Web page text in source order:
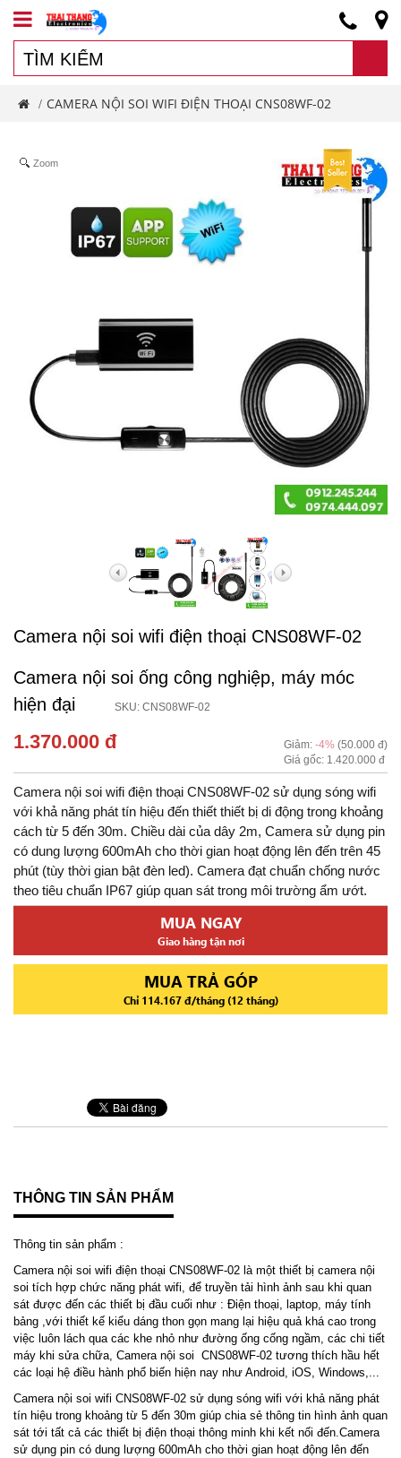
/ CAMERA NỘI SOI WIFI ĐIỆN THOẠI CNS08WF-02
Zoom
Camera nội soi wifi điện thoại CNS08WF-02
Camera nội soi ống công nghiệp, máy móc
hiện đại
SKU: CNS08WF-02
1.370.000 đ Giảm: -4% (50.000 đ)
Giá gốc: 1.420.000 đ
Camera nội soi wifi điện thoại CNS08WF-02 sử dụng sóng wifi
với khả năng phát tín hiệu đến thiết thiết bị di động trong khoảng
cách từ 5 đến 30m. Chiều dài của dây 2m, Camera sử dụng pin
có dung lượng 600mAh cho thời gian hoạt động lên đến trên 45
phút (tùy thời gian bật đèn led). Camera đạt chuẩn chống nước
theo tiêu chuẩn IP67 giúp quan sát trong môi trường ẩm ướt.
MUA NGAY
Giao hàng tận nơi
MUA TRẢ GÓP
Chỉ 114.167 đ/tháng (12 tháng)
THÔNG TIN SẢN PHẨM
Thông tin sản phẩm :
Camera nội soi wifi điện thoại CNS08WF-02 là một thiết bị camera nội
soi tích hợp chức năng phát wifi, để truyền tải hình ảnh sau khi quan
sát được đến các thiết bị đầu cuối như : Điện thoại, laptop, máy tính
bảng ,với thiết kế kiểu dáng thon gọn mang lại hiệu quả khá cao trong
việc luôn lách qua các khe nhỏ như đường ống cống ngầm, các chi tiết
máy khi sửa chữa, Camera nội soi CNS08WF-02 tương thích hầu hết
các loại hệ điều hành phổ biến hiện nay như Android, iOS, Windows,...
Camera nội soi wifi CNS08WF-02 sử dụng sóng wifi với khả năng phát
tín hiệu trong khoảng từ 5 đến 30m giúp chia sẻ thông tin hình ảnh quan
sát tới tất cả các thiết bị điện thoại thông minh khi kết nối đến.Camera
sử dụng pin có dung lượng 600mAh cho thời gian hoạt động lên đến